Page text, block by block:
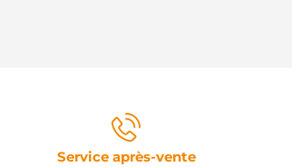
Service après-vente